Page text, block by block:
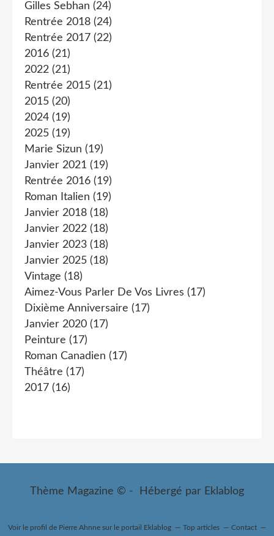
Gilles Sebhan (24)
Rentrée 2018 (24)
Rentrée 2017 (22)
2016 (21)
2022 (21)
Rentrée 2015 (21)
2015 (20)
2024 (19)
2025 (19)
Marie Sizun (19)
Janvier 2021 (19)
Rentrée 2016 (19)
Roman Italien (19)
Janvier 2018 (18)
Janvier 2022 (18)
Janvier 2023 (18)
Janvier 2025 (18)
Vintage (18)
Aimez-Vous Parler De Vos Livres (17)
Dixième Anniversaire (17)
Janvier 2020 (17)
Peinture (17)
Roman Canadien (17)
Théâtre (17)
2017 (16)
Thème Magazine © - Hébergé par Eklablog
Voir le profil de Pierre Ahnnesur le portail Eklablog Top articles Contact